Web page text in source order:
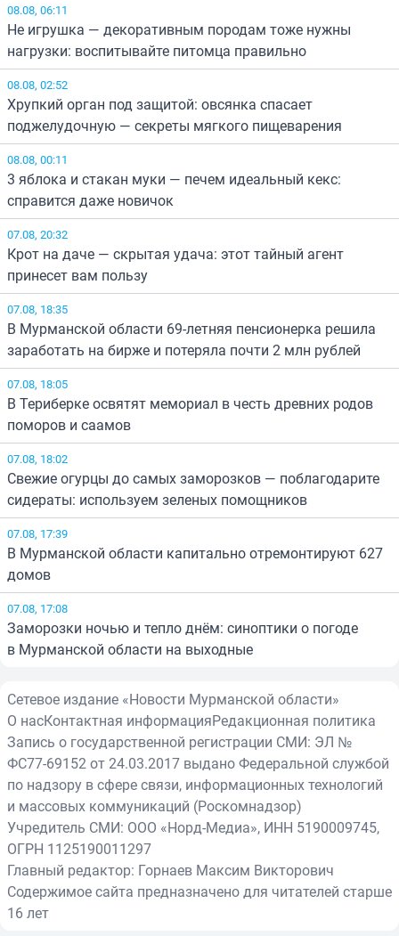
08.08, 06:11
Не игрушка — декоративным породам тоже нужны
нагрузки: воспитывайте питомца правильно
08.08, 02:52
Хрупкий орган под защитой: овсянка спасает
поджелудочную — секреты мягкого пищеварения
08.08, 00:11
3 яблока и стакан муки — печем идеальный кекс:
справится даже новичок
07.08, 20:32
Крот на даче — скрытая удача: этот тайный агент
принесет вам пользу
07.08, 18:35
В Мурманской области 69-летняя пенсионерка решила
заработать на бирже и потеряла почти 2 млн рублей
07.08, 18:05
В Териберке освятят мемориал в честь древних родов
поморов и саамов
07.08, 18:02
Свежие огурцы до самых заморозков — поблагодарите
сидераты: используем зеленых помощников
07.08, 17:39
В Мурманской области капитально отремонтируют 627
домов
07.08, 17:08
Заморозки ночью и тепло днём: синоптики о погоде
в Мурманской области на выходные
Сетевое издание «Новости Мурманской области»
О насКонтактная информацияРедакционная политика
Запись о государственной регистрации СМИ: ЭЛ №
ФС77-69152 от 24.03.2017 выдано Федеральной службой
по надзору в сфере связи, информационных технологий
и массовых коммуникаций (Роскомнадзор)
Учредитель СМИ: ООО «Норд-Медиа», ИНН 5190009745,
ОГРН 1125190011297
Главный редактор: Горнаев Максим Викторович
Содержимое сайта предназначено для читателей старше
16 лет